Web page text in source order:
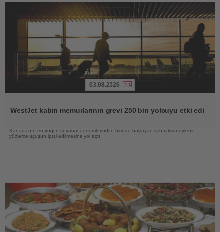
03.08.2026
WestJet kabin memurlarının grevi 250 bin yolcuyu etkiledi
Kanada'nın en yoğun seyahat dönemlerinden birinde başlayan iş bırakma eylemi
yüzlerce uçuşun iptal edilmesine yol açtı